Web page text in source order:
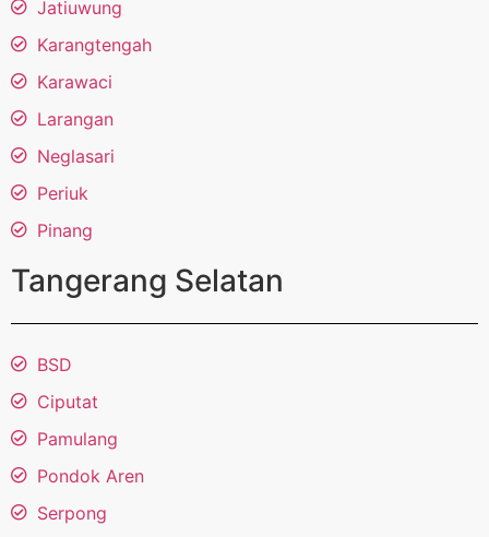
Jatiuwung
Karangtengah
Karawaci
Larangan
Neglasari
Periuk
Pinang
Tangerang Selatan
BSD
Ciputat
Pamulang
Pondok Aren
Serpong